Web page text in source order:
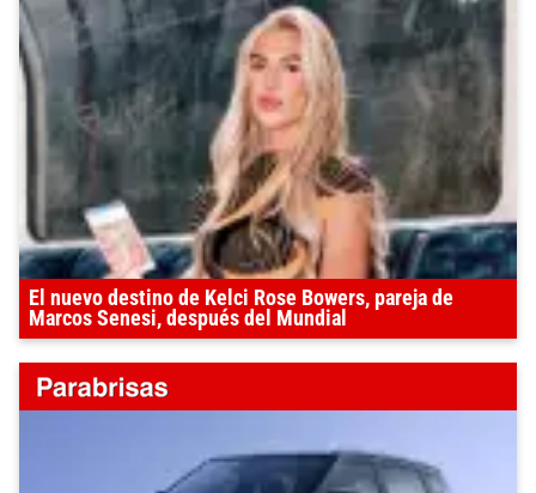
El nuevo destino de Kelci Rose Bowers, pareja de
Marcos Senesi, después del Mundial